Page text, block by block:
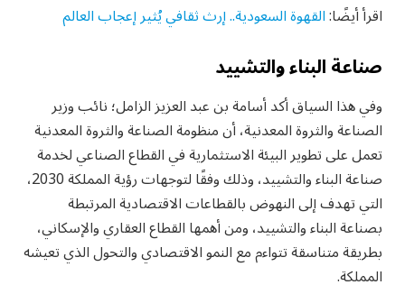
اقرأ أيضًا:القهوة السعودية.. إرث ثقافي يُثير إعجاب العالم
صناعة البناء والتشييد
وفي هذا السياق أكد أسامة بن عبد العزيز الزامل؛ نائب وزير
الصناعة والثروة المعدنية، أن منظومة الصناعة والثروة المعدنية
تعمل على تطوير البيئة الاستثمارية في القطاع الصناعي لخدمة
صناعة البناء والتشييد، وذلك وفقًا لتوجهات رؤية المملكة 2030،
التي تهدف إلى النهوض بالقطاعات الاقتصادية المرتبطة
بصناعة البناء والتشييد، ومن أهمها القطاع العقاري والإسكاني،
بطريقة متناسقة تتواءم مع النمو الاقتصادي والتحول الذي تعيشه
المملكة.